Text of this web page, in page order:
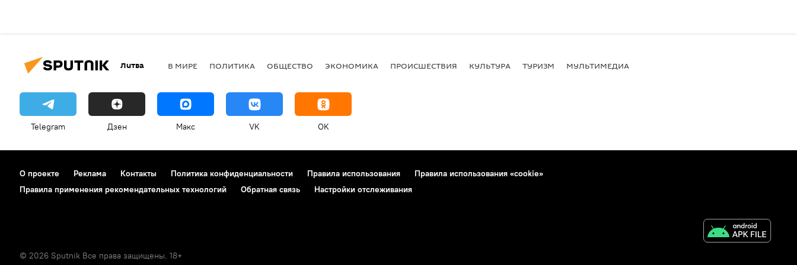
Литва В МИРЕ ПОЛИТИКА ОБЩЕСТВО ЭКОНОМИКА ПРОИСШЕСТВИЯ КУЛЬТУРА ТУРИЗМ МУЛЬТИМЕДИА
Telegram Дзен Макс VK OK
О проекте Реклама Контакты Политика конфиденциальности Правила использования
Правила использования «cookie»
Правила применения рекомендательных технологий
Обратная связь Настройки отслеживания
© 2026 Sputnik Все права защищены. 18+